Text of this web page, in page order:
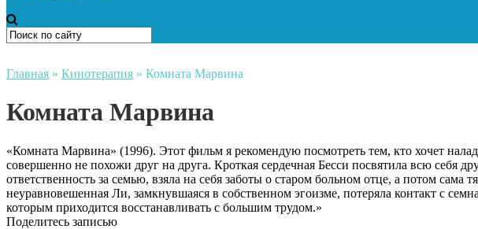
Главная » Кинотерапия » Комната Марвина
Комната Марвина
«Комната Марвина» (1996). Этот фильм я рекомендую посмотреть тем, кто хочет
совершенно не похожи друг на друга. Кроткая сердечная Бесси посвятила всю себя
ответственность за семью, взяла на себя заботы о старом больном отце, а потом сама
неуравновешенная Ли, замкнувшаяся в собственном эгоизме, потеряла контакт с
которым приходится восстанавливать с большим трудом.»
Поделитесь записью